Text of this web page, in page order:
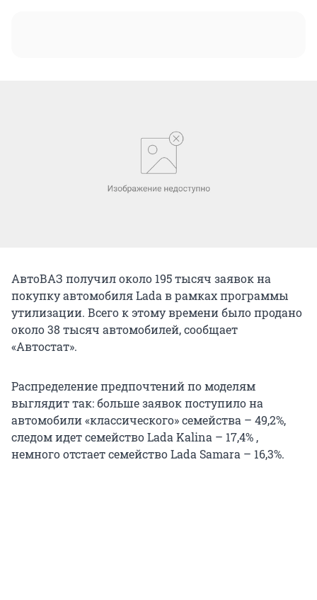
АвтоВАЗ получил около 195 тысяч заявок на
покупку автомобиля Lada в рамках программы
утилизации. Всего к этому времени было продано
около 38 тысяч автомобилей, сообщает
«Автостат».
Распределение предпочтений по моделям
выглядит так: больше заявок поступило на
автомобили «классического» семейства – 49,2%,
следом идет семейство Lada Kalina – 17,4% ,
немного отстает семейство Lada Samara – 16,3%.